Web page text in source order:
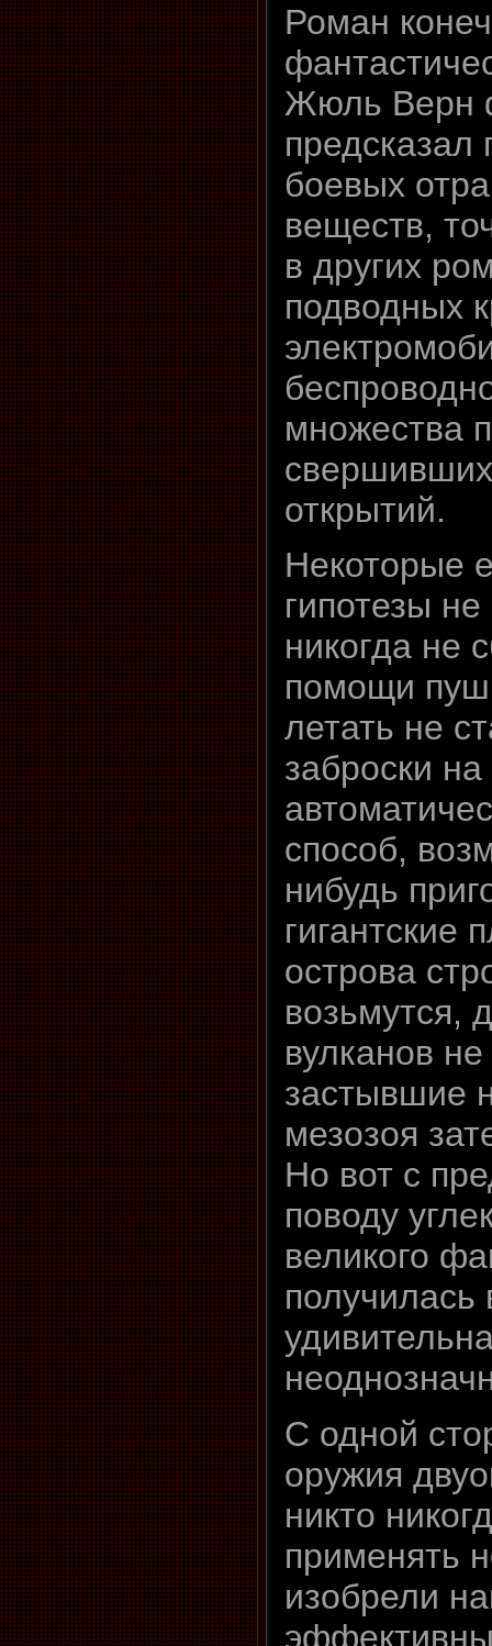
Роман
Жюль Верн
предсказал
боевых
веществ,
в других
подводных
множества
открытий.
Некоторые
гипотезы
никогда не
помощи
летать не
заброски
способ,
нибудь
гигантские
острова
возьмутся,
вулканов не
застывшие
мезозоя
Но вот с
поводу
великого
получилась
С одной
оружия
никто
применять
изобрели